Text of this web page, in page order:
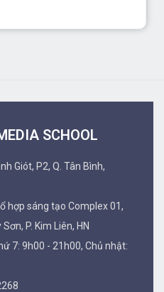
SCHOOL
Giót, P2, Q. Tân Bình,
hợp sáng tạo Complex 01,
P. Kim Liên, HN
7: 9h00 - 21h00, Chủ nhật: